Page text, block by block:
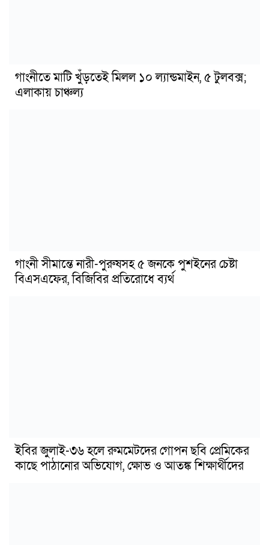
গাংনীতে মাটি খুঁড়তেই মিলল ১০ ল্যান্ডমাইন, ৫ টুলবক্স;
এলাকায় চাঞ্চল্য
গাংনী সীমান্তে নারী-পুরুষসহ ৫ জনকে পুশইনের চেষ্টা
বিএসএফের, বিজিবির প্রতিরোধে ব্যর্থ
ইবির জুলাই-৩৬ হলে রুমমেটদের গোপন ছবি প্রেমিকের
কাছে পাঠানোর অভিযোগ, ক্ষোভ ও আতঙ্ক শিক্ষার্থীদের